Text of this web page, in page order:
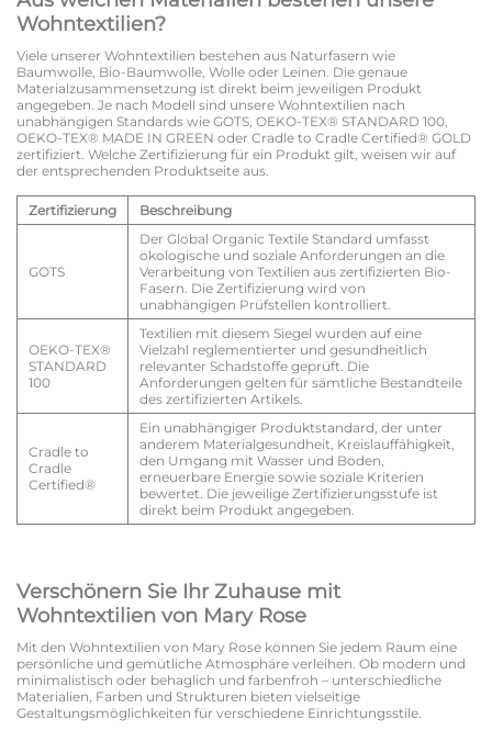
Wohntextilien?
Viele unserer Wohntextilien bestehen aus Naturfasern wie
Baumwolle, Bio-Baumwolle, Wolle oder Leinen. Die genaue
Materialzusammensetzung ist direkt beim jeweiligen Produkt
angegeben. Je nach Modell sind unsere Wohntextilien nach
unabhängigen Standards wie GOTS, OEKO-TEX® STANDARD 100,
OEKO-TEX® MADE IN GREEN oder Cradle to Cradle Certified® GOLD
zertifiziert. Welche Zertifizierung für ein Produkt gilt, weisen wir auf
der entsprechenden Produktseite aus.
Zertifizierung Beschreibung
GOTS
Der Global Organic Textile Standard umfasst
ökologische und soziale Anforderungen an die
Verarbeitung von Textilien aus zertifizierten Bio-
Fasern. Die Zertifizierung wird von
unabhängigen Prüfstellen kontrolliert.
OEKO-TEX®
STANDARD
100
Textilien mit diesem Siegel wurden auf eine
Vielzahl reglementierter und gesundheitlich
relevanter Schadstoffe geprüft. Die
Anforderungen gelten für sämtliche Bestandteile
des zertifizierten Artikels.
Cradle to
Cradle
Certified®
Ein unabhängiger Produktstandard, der unter
anderem Materialgesundheit, Kreislauffähigkeit,
den Umgang mit Wasser und Boden,
erneuerbare Energie sowie soziale Kriterien
bewertet. Die jeweilige Zertifizierungsstufe ist
direkt beim Produkt angegeben.
Verschönern Sie Ihr Zuhause mit
Wohntextilien von Mary Rose
Mit den Wohntextilien von Mary Rose können Sie jedem Raum eine
persönliche und gemütliche Atmosphäre verleihen. Ob modern und
minimalistisch oder behaglich und farbenfroh – unterschiedliche
Materialien, Farben und Strukturen bieten vielseitige
Gestaltungsmöglichkeiten für verschiedene Einrichtungsstile.